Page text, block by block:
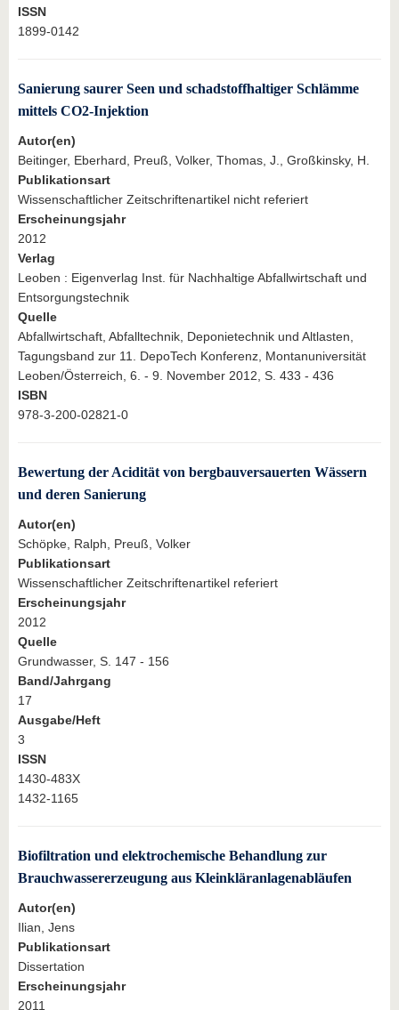
ISSN
1899-0142
Sanierung saurer Seen und schadstoffhaltiger Schlämme
mittels CO2-Injektion
Autor(en)
Beitinger, Eberhard, Preuß, Volker, Thomas, J., Großkinsky, H.
Publikationsart
Wissenschaftlicher Zeitschriftenartikel nicht referiert
Erscheinungsjahr
2012
Verlag
Leoben : Eigenverlag Inst. für Nachhaltige Abfallwirtschaft und
Entsorgungstechnik
Quelle
Abfallwirtschaft, Abfalltechnik, Deponietechnik und Altlasten,
Tagungsband zur 11. DepoTech Konferenz, Montanuniversität
Leoben/Österreich, 6. - 9. November 2012, S. 433 - 436
ISBN
978-3-200-02821-0
Bewertung der Acidität von bergbauversauerten Wässern
und deren Sanierung
Autor(en)
Schöpke, Ralph, Preuß, Volker
Publikationsart
Wissenschaftlicher Zeitschriftenartikel referiert
Erscheinungsjahr
2012
Quelle
Grundwasser, S. 147 - 156
Band/Jahrgang
17
Ausgabe/Heft
3
ISSN
1430-483X
1432-1165
Biofiltration und elektrochemische Behandlung zur
Brauchwassererzeugung aus Kleinkläranlagenabläufen
Autor(en)
Ilian, Jens
Publikationsart
Dissertation
Erscheinungsjahr
2011